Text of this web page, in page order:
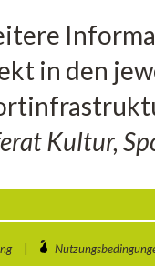
in den
Kultur,